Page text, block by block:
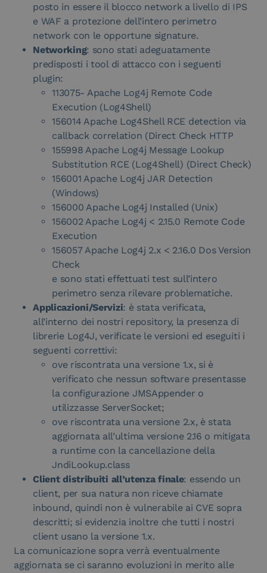
posto in essere il blocco network a livello di IPS
e WAF a protezione dell’intero perimetro
network con le opportune signature.
Networking: sono stati adeguatamente
predisposti i tool di attacco con i seguenti
plugin:
113075- Apache Log4j Remote Code
Execution (Log4Shell)
156014 Apache Log4Shell RCE detection via
callback correlation (Direct Check HTTP
155998 Apache Log4j Message Lookup
Substitution RCE (Log4Shell) (Direct Check)
156001 Apache Log4j JAR Detection
(Windows)
156000 Apache Log4j Installed (Unix)
156002 Apache Log4j < 2.15.0 Remote Code
Execution
156057 Apache Log4j 2.x < 2.16.0 Dos Version
Check
e sono stati effettuati test sull’intero
perimetro senza rilevare problematiche.
Applicazioni/Servizi: è stata verificata,
all’interno dei nostri repository, la presenza di
librerie Log4J, verificate le versioni ed eseguiti i
seguenti correttivi:
ove riscontrata una versione 1.x, si è
verificato che nessun software presentasse
la configurazione JMSAppender o
utilizzasse ServerSocket;
ove riscontrata una versione 2.x, è stata
aggiornata all’ultima versione 2.16 o mitigata
a runtime con la cancellazione della
JndiLookup.class
Client distribuiti all’utenza finale: essendo un
client, per sua natura non riceve chiamate
inbound, quindi non è vulnerabile ai CVE sopra
descritti; si evidenzia inoltre che tutti i nostri
client usano la versione 1.x.
La comunicazione sopra verrà eventualmente
aggiornata se ci saranno evoluzioni in merito alle